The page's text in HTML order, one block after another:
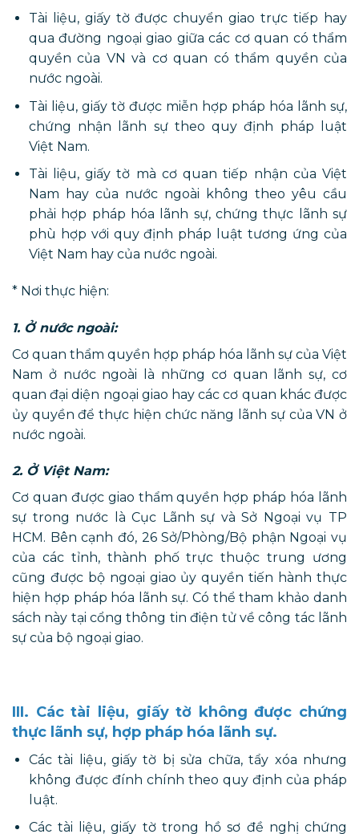
Tài liệu, giấy tờ được chuyển giao trực tiếp hay
qua đường ngoại giao giữa các cơ quan có thẩm
quyền của VN và cơ quan có thẩm quyền của
nước ngoài.
Tài liệu, giấy tờ được miễn hợp pháp hóa lãnh sự,
chứng nhận lãnh sự theo quy định pháp luật
Việt Nam.
Tài liệu, giấy tờ mà cơ quan tiếp nhận của Việt
Nam hay của nước ngoài không theo yêu cầu
phải hợp pháp hóa lãnh sự, chứng thực lãnh sự
phù hợp với quy định pháp luật tương ứng của
Việt Nam hay của nước ngoài.
* Nơi thực hiện:
1. Ở nước ngoài:
Cơ quan thẩm quyền hợp pháp hóa lãnh sự của Việt
Nam ở nước ngoài là những cơ quan lãnh sự, cơ
quan đại diện ngoại giao hay các cơ quan khác được
ủy quyền để thực hiện chức năng lãnh sự của VN ở
nước ngoài.
2. Ở Việt Nam:
Cơ quan được giao thẩm quyền hợp pháp hóa lãnh
sự trong nước là Cục Lãnh sự và Sở Ngoại vụ TP
HCM. Bên cạnh đó, 26 Sở/Phòng/Bộ phận Ngoại vụ
của các tỉnh, thành phố trực thuộc trung ương
cũng được bộ ngoại giao ủy quyền tiến hành thực
hiện hợp pháp hóa lãnh sự. Có thể tham khảo danh
sách này tại cổng thông tin điện tử về công tác lãnh
sự của bộ ngoại giao.
III. Các tài liệu, giấy tờ không được chứng
thực lãnh sự, hợp pháp hóa lãnh sự.
Các tài liệu, giấy tờ bị sửa chữa, tẩy xóa nhưng
không được đính chính theo quy định của pháp
luật.
Các tài liệu, giấy tờ trong hồ sơ đề nghị chứng